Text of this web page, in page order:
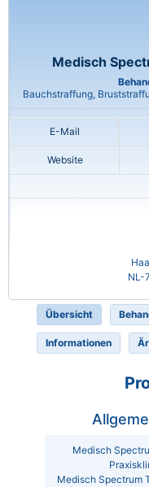
Medisch
Bauchstraffung,
E-Mail
Website
NL-
Übersicht
Informationen
Medisch
Medisch Spectrum